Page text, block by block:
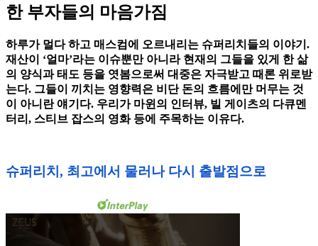
한 부자들의 마음가짐
하루가 멀다 하고 매스컴에 오르내리는 슈퍼리치들의 이야기.
재산이 ‘얼마’라는 이슈뿐만 아니라 현재의 그들을 있게 한 삶
의 양식과 태도 등을 엿봄으로써 대중은 자극받고 때론 위로받
는다. 그들이 끼치는 영향력은 비단 돈의 흐름에만 머무는 것
이 아니란 얘기다. 우리가 마윈의 인터뷰, 빌 게이츠의 다큐멘
터리, 스티브 잡스의 영화 등에 주목하는 이유다.
슈퍼리치, 최고에서 물러나 다시 출발점으로